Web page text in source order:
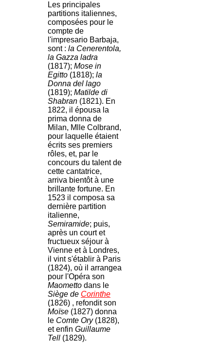
Les principales
partitions italiennes,
composées pour le
compte de
l'impresario Barbaja,
sont : la Cenerentola,
la Gazza ladra
(1817); Mose in
Egitto (1818); la
Donna del lago
(1819); Matilde di
Shabran (1821). En
1822, il épousa la
prima donna de
Milan, Mlle Colbrand,
pour laquelle étaient
écrits ses premiers
rôles, et, par le
concours du talent de
cette cantatrice,
arriva bientôt à une
brillante fortune. En
1523 il composa sa
dernière partition
italienne,
Semiramide; puis,
après un court et
fructueux séjour à
Vienne et à Londres,
il vint s'établir à Paris
(1824), où il arrangea
pour l'Opéra son
Maometto dans le
Siège de Corinthe
(1826) , refondit son
Moïse (1827) donna
le Comte Ory (1828),
et enfin Guillaume
Tell (1829).